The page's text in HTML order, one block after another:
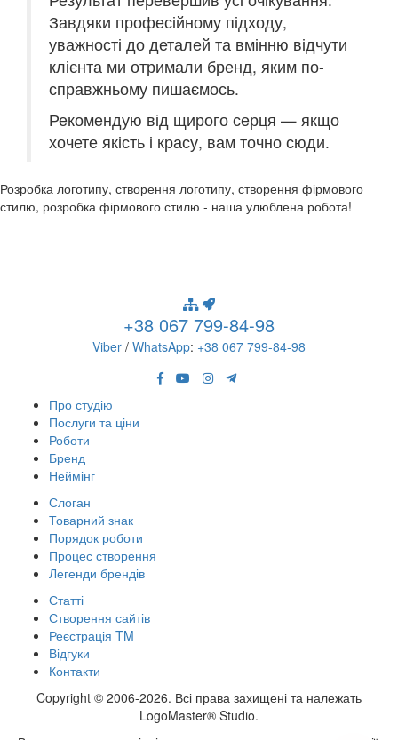
Завдяки професійному підходу,
уважності до деталей та вмінню відчути
клієнта ми отримали бренд, яким по-
справжньому пишаємось.
Рекомендую від щирого серця — якщо
хочете якість і красу, вам точно сюди.
Розробка логотипу, створення логотипу, створення фірмового
стилю, розробка фірмового стилю - наша улюблена робота!
+38 067 799-84-98
Viber / WhatsApp: +38 067 799-84-98
Про студію
Послуги та ціни
Роботи
Бренд
Неймінг
Слоган
Товарний знак
Порядок роботи
Процес створення
Легенди брендів
Статті
Створення сайтів
Реєстрація TM
Відгуки
Контакти
Copyright © 2006-2026. Всі права захищені та належать
LogoMaster® Studio.